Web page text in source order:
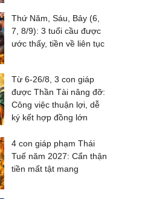
Thứ Năm, Sáu, Bảy (6,
7, 8/9): 3 tuổi cầu được
ước thấy, tiền về liên tục
Từ 6-26/8, 3 con giáp
được Thần Tài nâng đỡ:
Công việc thuận lợi, dễ
ký kết hợp đồng lớn
4 con giáp phạm Thái
Tuế năm 2027: Cẩn thận
tiền mất tật mang